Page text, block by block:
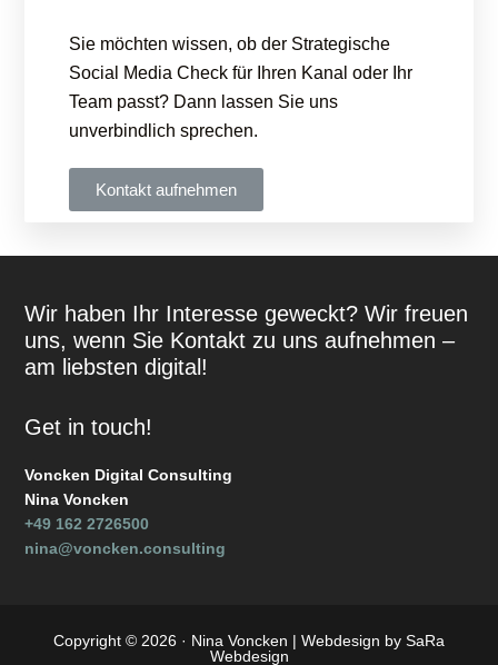
Sie möchten wissen, ob der Strategische
Social Media Check für Ihren Kanal oder Ihr
Team passt? Dann lassen Sie uns
unverbindlich sprechen.
Kontakt aufnehmen
Wir haben Ihr Interesse geweckt? Wir freuen
uns, wenn Sie Kontakt zu uns aufnehmen –
am liebsten digital!
Get in touch!
Voncken Digital Consulting
Nina Voncken
+49 162 2726500
nina@voncken.consulting
Copyright © 2026 · Nina Voncken | Webdesign by SaRa
Webdesign